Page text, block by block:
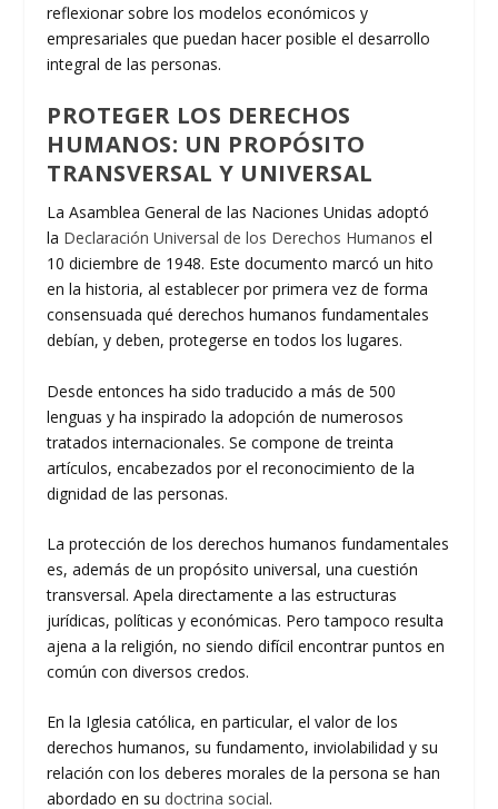
reflexionar sobre los modelos económicos y
empresariales que puedan hacer posible el desarrollo
integral de las personas.
PROTEGER LOS DERECHOS
HUMANOS: UN PROPÓSITO
TRANSVERSAL Y UNIVERSAL
La Asamblea General de las Naciones Unidas adoptó
la Declaración Universal de los Derechos Humanos el
10 diciembre de 1948. Este documento marcó un hito
en la historia, al establecer por primera vez de forma
consensuada qué derechos humanos fundamentales
debían, y deben, protegerse en todos los lugares.
Desde entonces ha sido traducido a más de 500
lenguas y ha inspirado la adopción de numerosos
tratados internacionales. Se compone de treinta
artículos, encabezados por el reconocimiento de la
dignidad de las personas.
La protección de los derechos humanos fundamentales
es, además de un propósito universal, una cuestión
transversal. Apela directamente a las estructuras
jurídicas, políticas y económicas. Pero tampoco resulta
ajena a la religión, no siendo difícil encontrar puntos en
común con diversos credos.
En la Iglesia católica, en particular, el valor de los
derechos humanos, su fundamento, inviolabilidad y su
relación con los deberes morales de la persona se han
abordado en su doctrina social.